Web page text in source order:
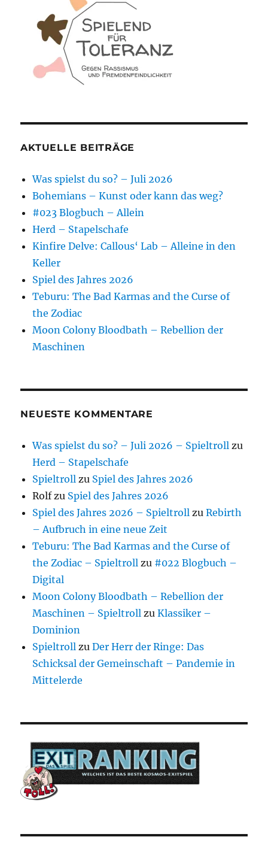
AKTUELLE BEITRÄGE
Was spielst du so? – Juli 2026
Bohemians – Kunst oder kann das weg?
#023 Blogbuch – Allein
Herd – Stapelschafe
Kinfire Delve: Callous‘ Lab – Alleine in den
Keller
Spiel des Jahres 2026
Teburu: The Bad Karmas and the Curse of
the Zodiac
Moon Colony Bloodbath – Rebellion der
Maschinen
NEUESTE KOMMENTARE
Was spielst du so? – Juli 2026 – Spieltroll zu
Herd – Stapelschafe
Spieltroll zu Spiel des Jahres 2026
Rolfzu Spiel des Jahres 2026
Spiel des Jahres 2026 – Spieltroll zuRebirth
– Aufbruch in eine neue Zeit
Teburu: The Bad Karmas and the Curse of
the Zodiac – Spieltroll zu #022 Blogbuch –
Digital
Moon Colony Bloodbath – Rebellion der
Maschinen – Spieltroll zuKlassiker –
Dominion
Spieltroll zuDer Herr der Ringe: Das
Schicksal der Gemeinschaft – Pandemie in
Mittelerde